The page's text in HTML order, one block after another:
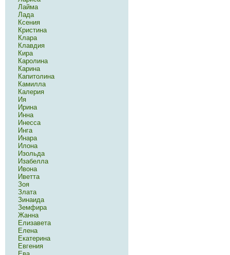
Лайма
Лада
Ксения
Кристина
Клара
Клавдия
Кира
Каролина
Карина
Капитолина
Камилла
Калерия
Ия
Ирина
Инна
Инесса
Инга
Инара
Илона
Изольда
Изабелла
Ивона
Иветта
Зоя
Злата
Зинаида
Земфира
Жанна
Елизавета
Елена
Екатерина
Евгения